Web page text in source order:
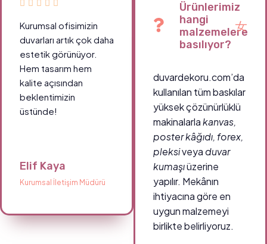
Kurumsal ofisimizin
duvarları artık çok daha
estetik görünüyor.
Hem tasarım hem
kalite açısından
beklentimizin
üstünde!
Elif Kaya
Kurumsal İletişim Müdürü
Ürünlerimiz
hangi
malzemelere
basılıyor?
duvardekoru.com’da
kullanılan tüm baskılar
yüksek çözünürlüklü
makinalarlakanvas,
poster kâğıdı, forex,
pleksiveya duvar
kumaşıüzerine
yapılır. Mekânın
ihtiyacına göre en
uygun malzemeyi
birlikte belirliyoruz.